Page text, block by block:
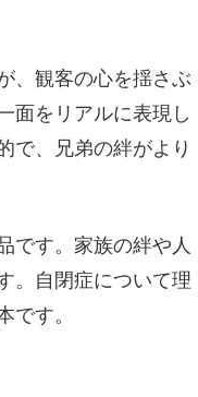
、観客の心を揺さぶ
面をリアルに表現し
で、兄弟の絆がより
です。家族の絆や人
。自閉症について理
です。